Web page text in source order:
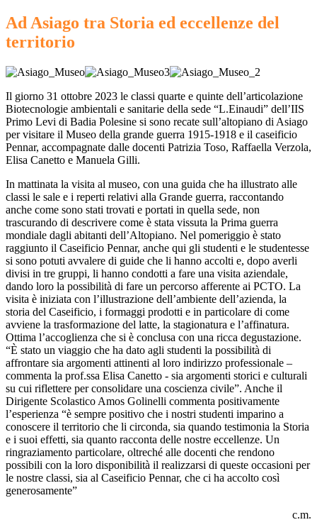
Ad Asiago tra Storia ed eccellenze del
territorio
Il giorno 31 ottobre 2023 le classi quarte e quinte dell’articolazione
Biotecnologie ambientali e sanitarie della sede “L.Einaudi” dell’IIS
Primo Levi di Badia Polesine si sono recate sull’altopiano di Asiago
per visitare il Museo della grande guerra 1915-1918 e il caseificio
Pennar, accompagnate dalle docenti Patrizia Toso, Raffaella Verzola,
Elisa Canetto e Manuela Gilli.
In mattinata la visita al museo, con una guida che ha illustrato alle
classi le sale e i reperti relativi alla Grande guerra, raccontando
anche come sono stati trovati e portati in quella sede, non
trascurando di descrivere come è stata vissuta la Prima guerra
mondiale dagli abitanti dell’Altopiano. Nel pomeriggio è stato
raggiunto il Caseificio Pennar, anche qui gli studenti e le studentesse
si sono potuti avvalere di guide che li hanno accolti e, dopo averli
divisi in tre gruppi, li hanno condotti a fare una visita aziendale,
dando loro la possibilità di fare un percorso afferente ai PCTO. La
visita è iniziata con l’illustrazione dell’ambiente dell’azienda, la
storia del Caseificio, i formaggi prodotti e in particolare di come
avviene la trasformazione del latte, la stagionatura e l’affinatura.
Ottima l’accoglienza che si è conclusa con una ricca degustazione.
“È stato un viaggio che ha dato agli studenti la possibilità di
affrontare sia argomenti attinenti al loro indirizzo professionale –
commenta la prof.ssa Elisa Canetto - sia argomenti storici e culturali
su cui riflettere per consolidare una coscienza civile”. Anche il
Dirigente Scolastico Amos Golinelli commenta positivamente
l’esperienza “è sempre positivo che i nostri studenti imparino a
conoscere il territorio che li circonda, sia quando testimonia la Storia
e i suoi effetti, sia quanto racconta delle nostre eccellenze. Un
ringraziamento particolare, oltreché alle docenti che rendono
possibili con la loro disponibilità il realizzarsi di queste occasioni per
le nostre classi, sia al Caseificio Pennar, che ci ha accolto così
generosamente”
c.m.